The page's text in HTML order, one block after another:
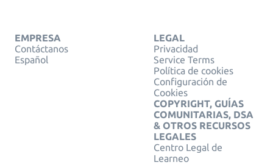
EMPRESA
Contáctanos
Español
LEGAL
Privacidad
Service Terms
Política de cookies
Configuración de
Cookies
COPYRIGHT, GUÍAS
COMUNITARIAS, DSA
& OTROS RECURSOS
LEGALES
Centro Legal de
Learneo